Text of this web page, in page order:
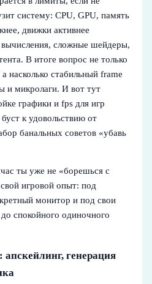
систему: CPU, GPU, память
движки активнее
сложные шейдеры,
В итоге вопрос не только
насколько стабильный frame
и микролаги. И вот тут
графики и fps для игр
к удовольствию от
банальных советов «убавь
ты уже не «борешься с
игровой опыт: под
монитор и под свои
спокойного одиночного
генерация